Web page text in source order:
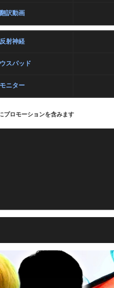
翻訳動画
反射神経
スパッド
モニター
プロモーションを含みます